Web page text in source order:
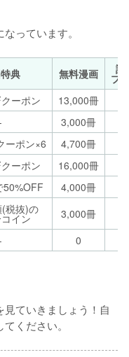
っています。
典 無料漫画 読
プ
ーポン
13,000冊
3,000冊
ーポン×6
4,700冊
ーポン
16,000冊
50%OFF
4,000冊
税抜)の
イン
3,000冊
0
ていきましょう！自
ください。